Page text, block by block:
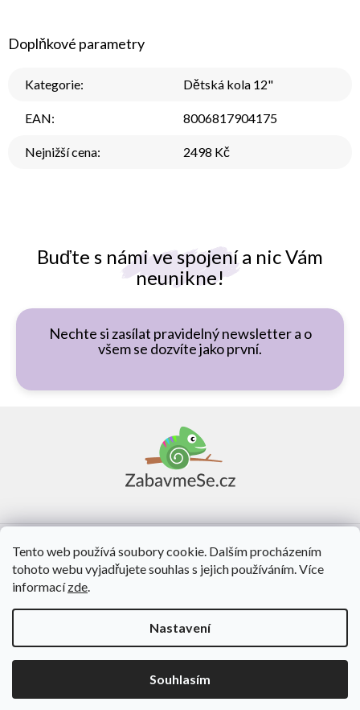
Tento web používá soubory cookie. Dalším procházením
tohoto webu vyjadřujete souhlas s jejich používáním. Více
informacízde.
Nastavení
Souhlasím
Buďte s námi ve spojení a nic Vám
neunikne!
Nechte si zasílat pravidelný newsletter a o
všem se dozvíte jako první.
Doplňkové parametry
Kategorie: Dětská kola 12"
EAN: 8006817904175
Nejnižší cena: 2498 Kč
O nás
Vytvořil Shoptet